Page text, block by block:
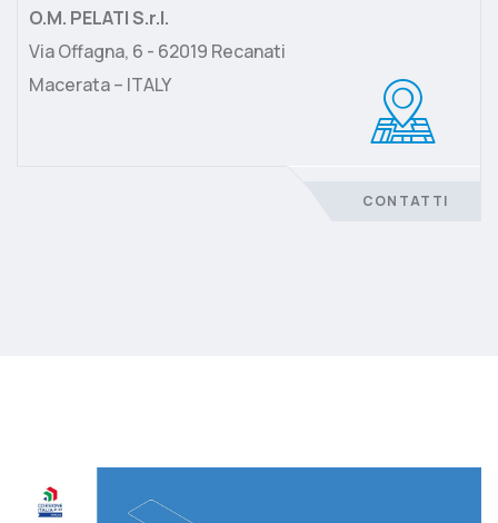
O.M. PELATI S.r.l.
Via Offagna, 6 - 62019 Recanati
Macerata – ITALY
CONTATTI